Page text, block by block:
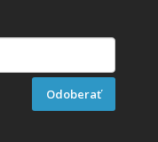
Odoberať